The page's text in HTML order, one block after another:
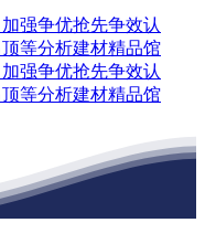
强争优抢先争效认
等分析建材精品馆
强争优抢先争效认
等分析建材精品馆